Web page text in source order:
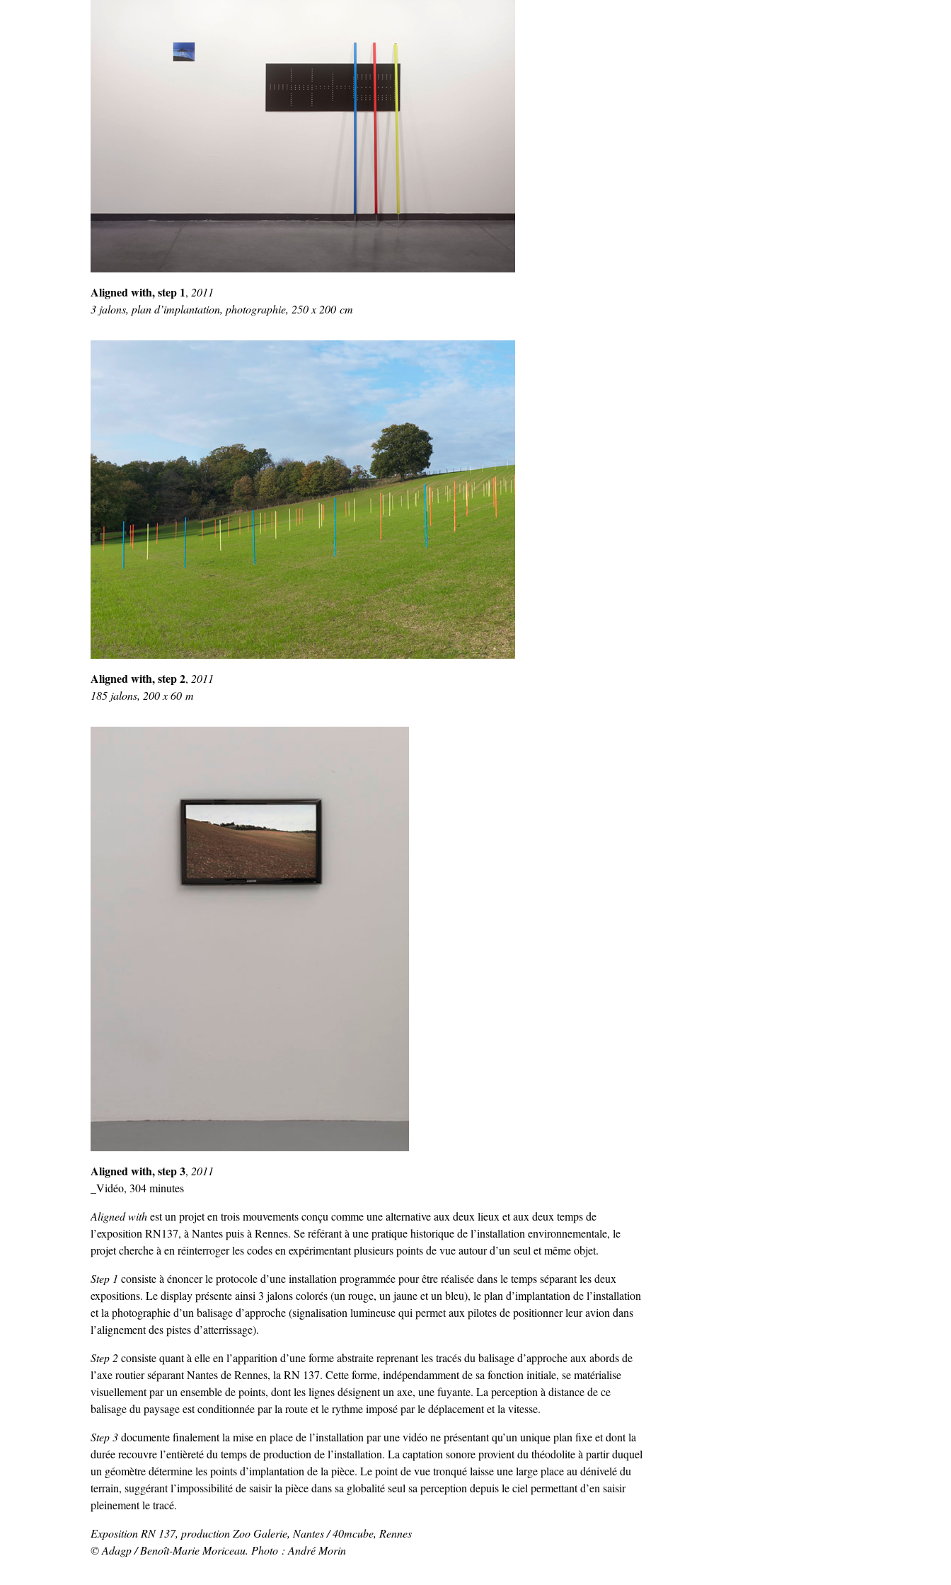
Aligned with, step 1, 2011
3 jalons, plan d’implantation, photographie, 250 x 200 cm
Aligned with, step 2, 2011
185 jalons, 200 x 60 m
Aligned with, step 3, 2011
_Vidéo, 304 minutes
Aligned withest un projet en trois mouvements conçu comme une alternative aux deux lieux et aux deux temps de
l’exposition RN137, à Nantes puis à Rennes. Se référant à une pratique historique de l’installation environnementale, le
projet cherche à en réinterroger les codes en expérimentant plusieurs points de vue autour d’un seul et même objet.
Step 1 consiste à énoncer le protocole d’une installation programmée pour être réalisée dans le temps séparant les deux
expositions. Le display présente ainsi 3 jalons colorés (un rouge, un jaune et un bleu), le plan d’implantation de l’installation
et la photographie d’un balisage d’approche (signalisation lumineuse qui permet aux pilotes de positionner leur avion dans
l’alignement des pistes d’atterrissage).
Step 2consiste quant à elle en l’apparition d’une forme abstraite reprenant les tracés du balisage d’approche aux abords de
l’axe routier séparant Nantes de Rennes, la RN 137. Cette forme, indépendamment de sa fonction initiale, se matérialise
visuellement par un ensemble de points, dont les lignes désignent un axe, une fuyante. La perception à distance de ce
balisage du paysage est conditionnée par la route et le rythme imposé par le déplacement et la vitesse.
Step 3documente finalement la mise en place de l’installation par une vidéo ne présentant qu’un unique plan fixe et dont la
durée recouvre l’entièreté du temps de production de l’installation. La captation sonore provient du théodolite à partir duquel
un géomètre détermine les points d’implantation de la pièce. Le point de vue tronqué laisse une large place au dénivelé du
terrain, suggérant l’impossibilité de saisir la pièce dans sa globalité seul sa perception depuis le ciel permettant d’en saisir
pleinement le tracé.
Exposition RN 137, production Zoo Galerie, Nantes / 40mcube, Rennes
© Adagp / Benoît-Marie Moriceau. Photo : André Morin